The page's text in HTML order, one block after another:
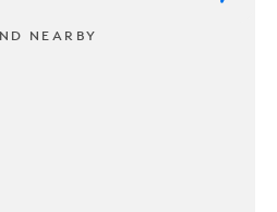
NEARBY